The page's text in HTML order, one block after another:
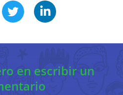
elegir uno de los tres temas de
que se centrará: identidad,
el significado del tema que
participantes papel de rotafolio
en escribir un